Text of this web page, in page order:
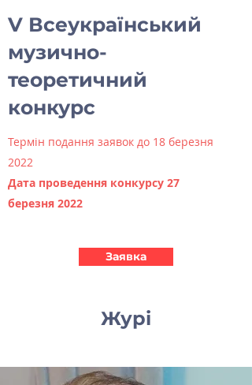
V Всеукраїнський
музично-
теоретичний
конкурс
Термін подання заявок до 18 березня
2022
Дата проведення конкурсу 27
березня 2022
Заявка
Журі